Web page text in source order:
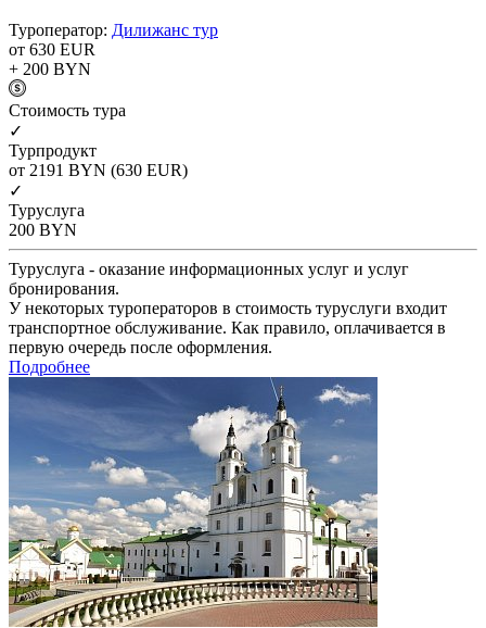
Туроператор: Дилижанс тур
от 630 EUR
+ 200 BYN
Cтоимость тура
✓
Турпродукт
от 2191 BYN (630 EUR)
✓
Туруслуга
200 BYN
Туруслуга - оказание информационных услуг и услуг
бронирования.
У некоторых туроператоров в стоимость туруслуги входит
транспортное обслуживание. Как правило, оплачивается в
первую очередь после оформления.
Подробнее